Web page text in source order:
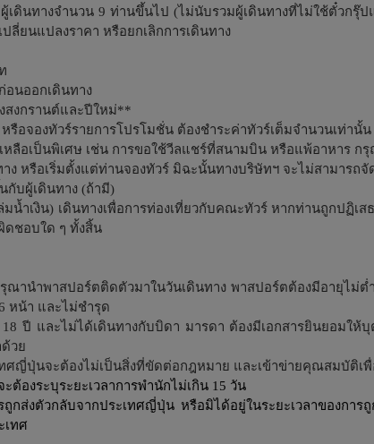
เดินทางจำนวน 9 ท่านขึ้นไป (ไม่นับรวมผู้เดินทางที่ไม่ใช้ตั๋วกรุ๊
ลี่ยนแปลงราคา หรือยกเลิกการเดินทาง
อนออกเดินทาง
งกรานต์และปีใหม่**
รือจองทัวร์รายการโปรโมชั่น ต้องชำระค่าทัวร์เต็มจำนวนเท่านั้น
อเป็นพิเศษ เช่น การขอใช้วีลแชร์ที่สนามบิน หรือแพ้อาหาร ก
ง หรือเริ่มตั้งแต่ท่านจองทัวร์ มิฉะนั้นทางบริษัทฯ จะไม่สามารถ
กับผู้เดินทาง (ถ้ามี)
ำเงิน) เดินทางเพื่อการท่องเที่ยวกับคณะทัวร์ หากท่านถูกปฏิเส
ดชอบใด ๆ ทั้งสิ้น
รุณานำพาสปอร์ตติดตัวมาในวันเดินทาง พาสปอร์ตต้องมีอายุไม่
หน้า และไม่ชำรุด
ปี และไม่ได้เดินทางกับบิดา มารดา ต้องมีเอกสารยินยอมให้
วย
ญี่ปุ่นจะต้องไม่เป็นสิ่งที่ขัดต่อกฎหมาย และเข้าข่ายคุณสมบัติเพื่
ต้องระบุระยะเวลาการพำนักไม่เกิน 15 วัน
ลับจากประเทศญี่ปุ่น หรือมิได้อยู่ในระยะเวลาของการถูกป
เทศ